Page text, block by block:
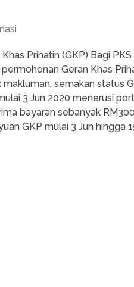
Prihatin (GKP) Bagi
Geran Khas
makluman, semakan status
3 Jun 2020 menerusi
bayaran sebanyak
GKP mulai 3 Jun hingga